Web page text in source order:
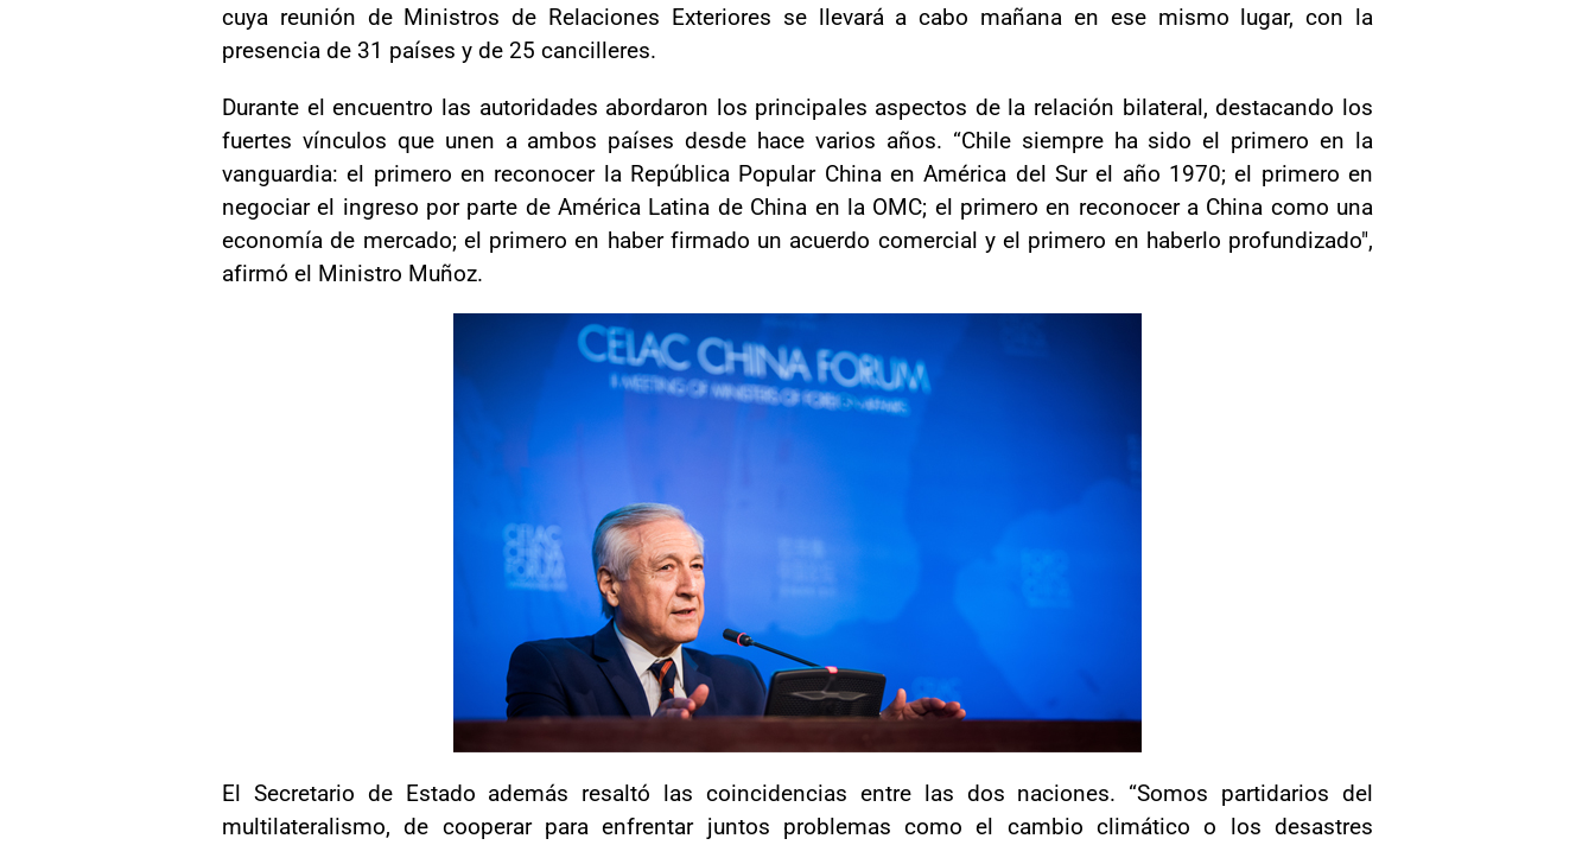
cuya reunión de Ministros de Relaciones Exteriores se llevará a cabo mañana en ese mismo lugar, con la
presencia de 31 países y de 25 cancilleres.
Durante el encuentro las autoridades abordaron los principales aspectos de la relación bilateral, destacando los
fuertes vínculos que unen a ambos países desde hace varios años. “Chile siempre ha sido el primero en la
vanguardia: el primero en reconocer la República Popular China en América del Sur el año 1970; el primero en
negociar el ingreso por parte de América Latina de China en la OMC; el primero en reconocer a China como una
economía de mercado; el primero en haber firmado un acuerdo comercial y el primero en haberlo profundizado",
afirmó el Ministro Muñoz.
El Secretario de Estado además resaltó las coincidencias entre las dos naciones. “Somos partidarios del
multilateralismo, de cooperar para enfrentar juntos problemas como el cambio climático o los desastres